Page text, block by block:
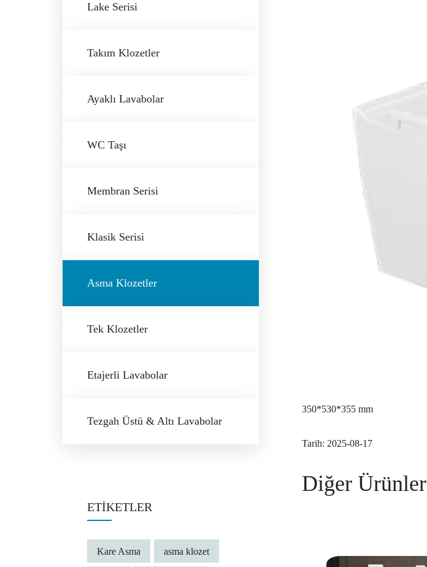
350*530*355 mm
Tarih: 2025-08-17
Diğer Ürünler
Lake Serisi
Takım Klozetler
Ayaklı Lavabolar
WC Taşı
Membran Serisi
Klasik Serisi
Asma Klozetler
Tek Klozetler
Etajerli Lavabolar
Tezgah Üstü & Altı Lavabolar
ETIKETLER
Kare Asma asma klozet